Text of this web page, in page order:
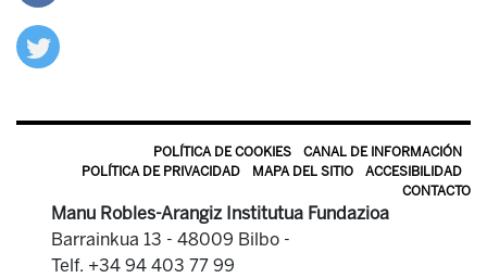
POLÍTICA DE COOKIES
CANAL DE INFORMACIÓN
POLÍTICA DE PRIVACIDAD
MAPA DEL SITIO
ACCESIBILIDAD
CONTACTO
Manu Robles-Arangiz Institutua Fundazioa
Barrainkua 13 - 48009 Bilbo -
Telf. +34 94 403 77 99